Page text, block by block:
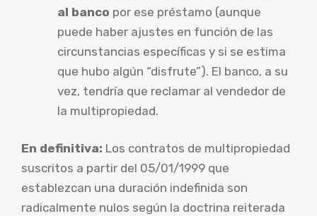
al banco por ese préstamo (aunque
puede haber ajustes en función de las
circunstancias específicas y si se estima
que hubo algún “disfrute”). El banco, a su
vez, tendría que reclamar al vendedor de
la multipropiedad.
En definitiva: Los contratos de multipropiedad
suscritos a partir del 05/01/1999 que
establezcan una duración indefinida son
radicalmente nulos según la doctrina reiterada